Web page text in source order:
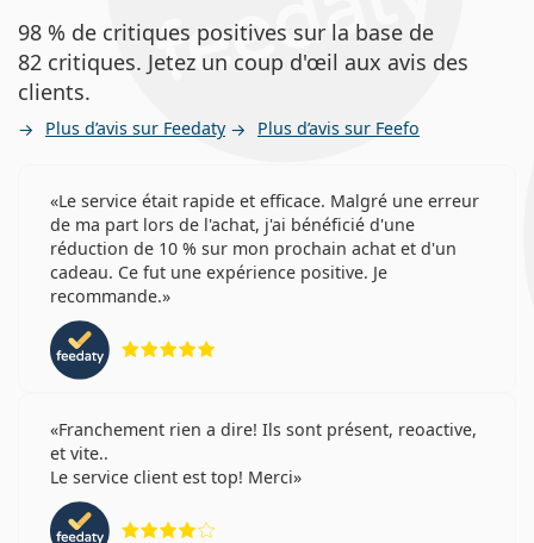
98 % de critiques positives sur la base de
82 critiques. Jetez un coup d'œil aux avis des
clients.
Plus d’avis sur Feedaty Plus d’avis sur Feefo
Le service était rapide et efficace. Malgré une erreur
de ma part lors de l'achat, j'ai bénéficié d'une
réduction de 10 % sur mon prochain achat et d'un
cadeau. Ce fut une expérience positive. Je
recommande.
Franchement rien a dire! Ils sont présent, reoactive,
et vite..
Le service client est top! Merci